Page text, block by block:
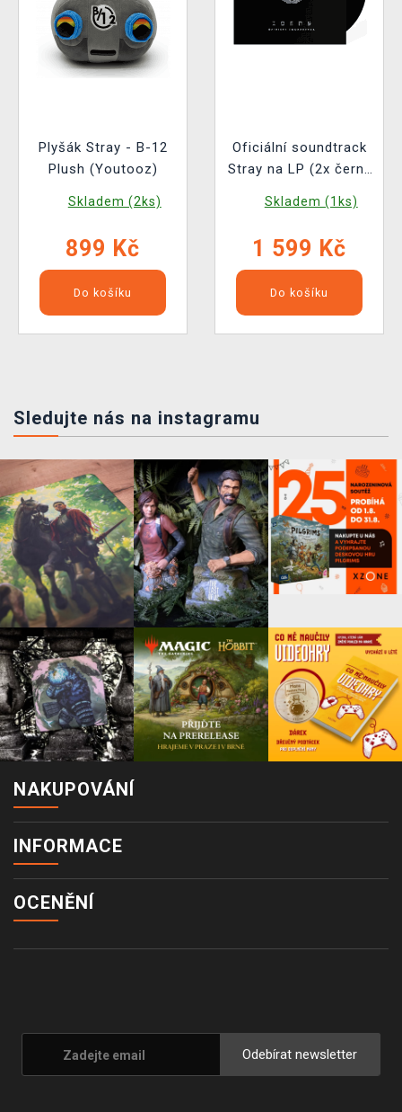
Plyšák Stray - B-12
Plush (Youtooz)
Skladem (2ks)
899 Kč
Do košíku
Oficiální soundtrack
Stray na LP (2x černý
Skladem (1ks)
1 599 Kč
Do košíku
Sledujte nás na instagramu
NAKUPOVÁNÍ
INFORMACE
OCENĚNÍ
Odebírat newsletter